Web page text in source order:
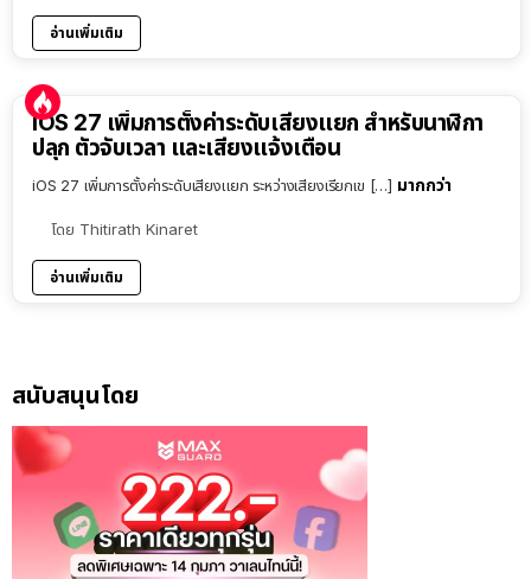
อ่านเพิ่มเติม
iOS 27 เพิ่มการตั้งค่าระดับเสียงแยก สำหรับนาฬิกา
ปลุก ตัวจับเวลา และเสียงแจ้งเตือน
iOS 27 เพิ่มการตั้งค่าระดับเสียงแยก ระหว่างเสียงเรียกเข […] มากกว่า
โดย Thitirath Kinaret
อ่านเพิ่มเติม
สนับสนุนโดย